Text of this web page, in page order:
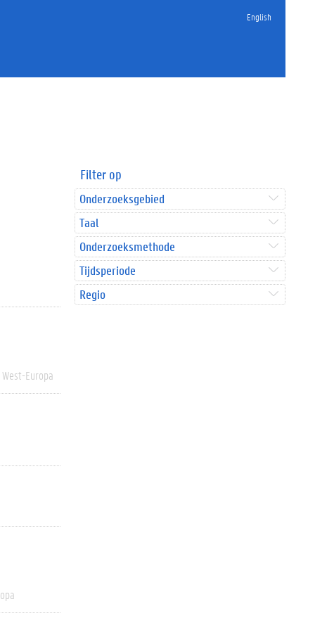
English
West-Europa
Filter op
Onderzoeksgebied
Taal
Onderzoeksmethode
Tijdsperiode
Regio